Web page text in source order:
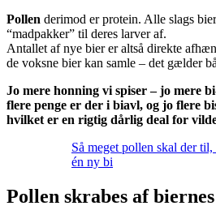
Pollen derimod er protein. Alle slags
“madpakker” til deres larver af.
Antallet af nye bier er altså direkte
de voksne bier kan samle – det gælder
Jo mere honning vi spiser – jo mere
flere penge er der i biavl, og jo flere
hvilket er en rigtig dårlig deal for
Så meget pollen skal der
én ny bi
Pollen skrabes af